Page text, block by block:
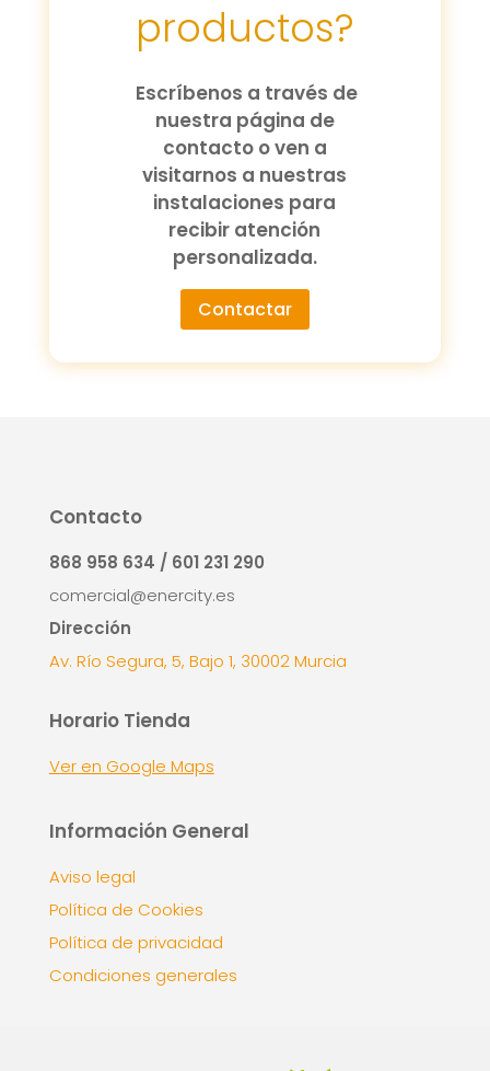
productos?
Escríbenos a través de
nuestra página de
contacto o ven a
visitarnos a nuestras
instalaciones para
recibir atención
personalizada.
Contactar
Contacto
868 958 634 / 601 231 290
comercial@enercity.es
Dirección
Av. Río Segura, 5, Bajo 1, 30002 Murcia
Horario Tienda
Ver en Google Maps
Información General
Aviso legal
Política de Cookies
Política de privacidad
Condiciones generales